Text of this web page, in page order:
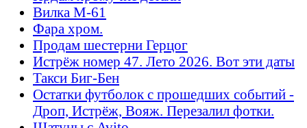
Вилка М-61
Фара хром.
Продам шестерни Герцог
Истрёж номер 47. Лето 2026. Вот эти даты
Такси Биг-Бен
Остатки футболок с прошедших событий -
Дроп, Истрёж, Вояж. Перезалил фотки.